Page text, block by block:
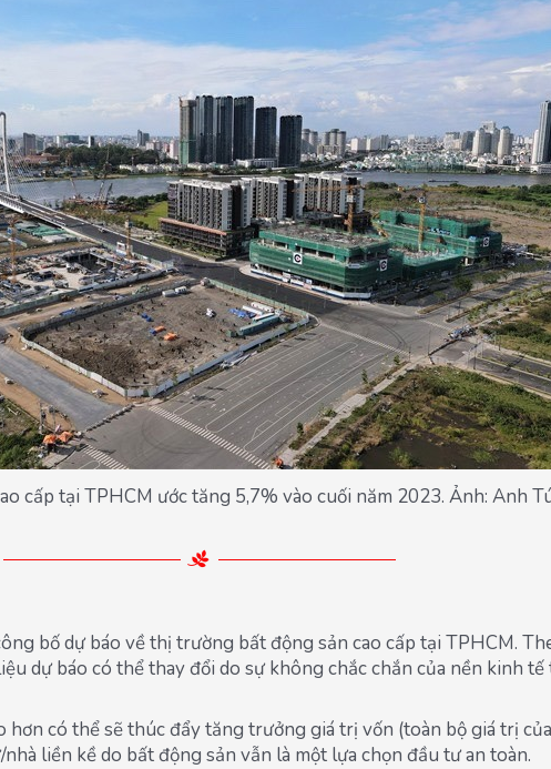
cấp tại TPHCM ước tăng 5,7% vào cuối năm 2023. Ảnh: Anh
bố dự báo về thị trường bất động sản cao cấp tại TPHCM.
dự báo có thể thay đổi do sự không chắc chắn của nền kinh
có thể sẽ thúc đẩy tăng trưởng giá trị vốn (toàn bộ giá trị
liền kề do bất động sản vẫn là một lựa chọn đầu tư an toàn.